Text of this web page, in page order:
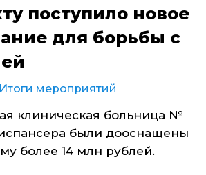
поступило новое
для борьбы с
Итоги мероприятий
клиническая больница №
были дооснащены
более 14 млн рублей.